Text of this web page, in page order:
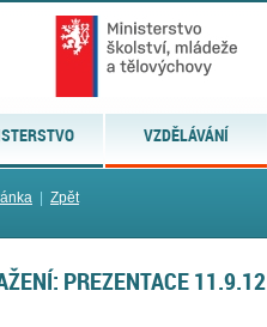
VZDĚLÁVÁNÍ
Zpět
PREZENTACE 11.9.12